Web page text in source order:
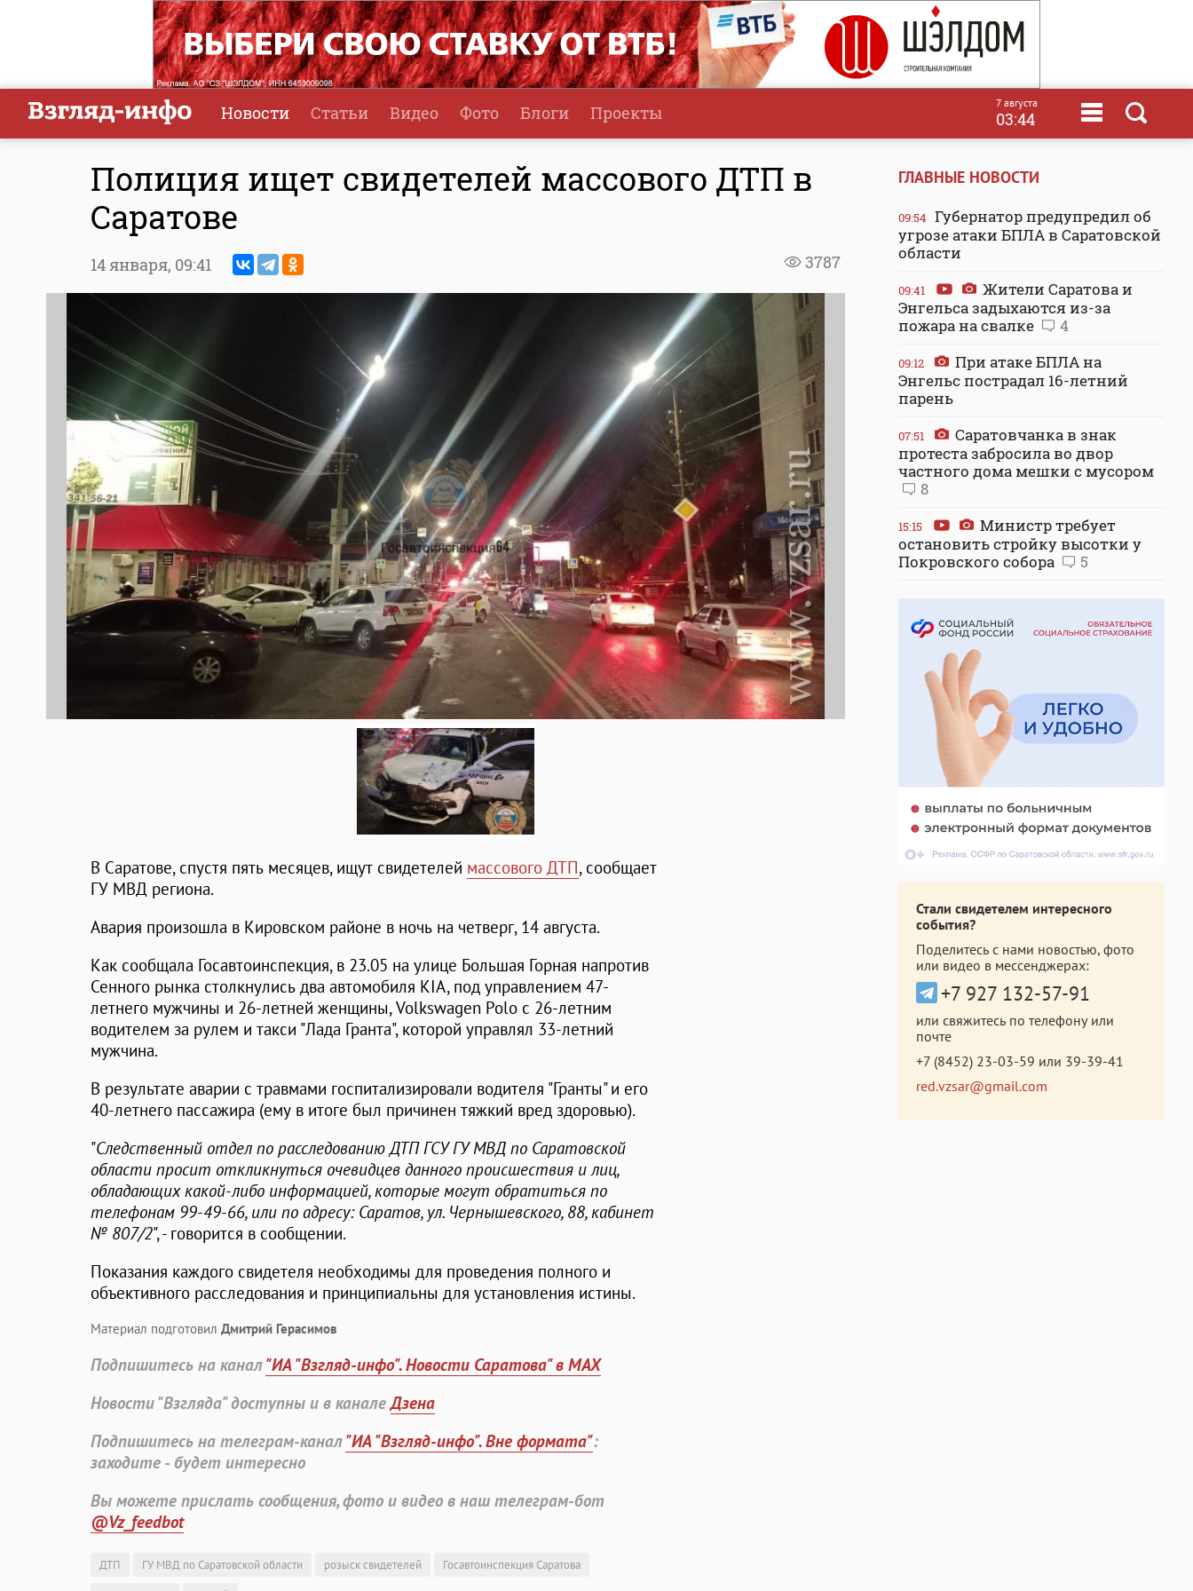
Новости Статьи Видео Фото Блоги Проекты 7 августа
03:44
Полиция ищет свидетелей массового ДТП в
Саратове
3787
14 января, 09:41
В Саратове, спустя пять месяцев, ищут свидетелей массового ДТП, сообщает
ГУ МВД региона.
Авария произошла в Кировском районе в ночь на четверг, 14 августа.
Как сообщала Госавтоинспекция, в 23.05 на улице Большая Горная напротив
Сенного рынка столкнулись два автомобиля KIA, под управлением 47-
летнего мужчины и 26-летней женщины, Volkswagen Polo с 26-летним
водителем за рулем и такси "Лада Гранта", которой управлял 33-летний
мужчина.
В результате аварии с травмами госпитализировали водителя "Гранты" и его
40-летнего пассажира (ему в итоге был причинен тяжкий вред здоровью).
"Следственный отдел по расследованию ДТП ГСУ ГУ МВД по Саратовской
области просит откликнуться очевидцев данного происшествия и лиц,
обладающих какой-либо информацией, которые могут обратиться по
телефонам 99-49-66, или по адресу: Саратов, ул. Чернышевского, 88, кабинет
№ 807/2", - говорится в сообщении.
Показания каждого свидетеля необходимы для проведения полного и
объективного расследования и принципиальны для установления истины.
Материал подготовил Дмитрий Герасимов
Подпишитесь на канал"ИА "Взгляд-инфо". Новости Саратова" в MAX
Новости "Взгляда" доступны и в каналеДзена
Подпишитесь на телеграм-канал"ИА "Взгляд-инфо". Вне формата":
заходите - будет интересно
Вы можете прислать сообщения, фото и видео в наш телеграм-бот
@Vz_feedbot
ДТП ГУ МВД по Саратовской области розыск свидетелей
Госавтоинспекция Саратова
ГЛАВНЫЕ НОВОСТИ
09:54 Губернатор предупредил об
угрозе атаки БПЛА в Саратовской
области
09:41
Жители Саратова и
Энгельса задыхаются из-за
пожара на свалке
4
09:12
При атаке БПЛА на
Энгельс пострадал 16-летний
парень
07:51
Саратовчанка в знак
протеста забросила во двор
частного дома мешки с мусором
8
15:15
Министр требует
остановить стройку высотки у
Покровского собора
5
Стали свидетелем интересного
события?
Поделитесь с нами новостью, фото
или видео в мессенджерах:
+7 927 132-57-91
или свяжитесь по телефону или
почте
+7 (8452) 23-03-59 или 39-39-41
red.vzsar@gmail.com